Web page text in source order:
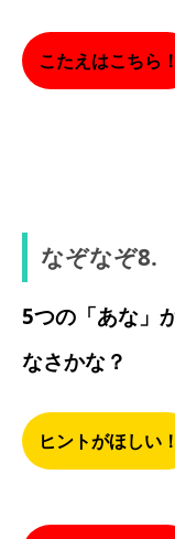
こたえはこちら！
なぞなぞ8.
5つの「あな」
なさかな？
ヒントがほしい！